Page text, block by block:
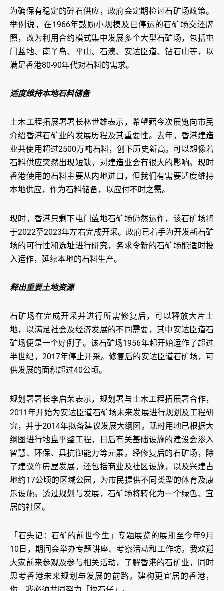
为确保有稳定的碎石供应，政府会定期检讨石矿场政策。
举例说，在1966年鼓励小规模及已停运的石矿场交还牌
照，改为利用合约模式集中发展多个大型石矿场，包括屯
门蓝地、南丫岛、平山、石澳、安达臣道、钻石山等，以
满足香港80-90年代对石料的需求。
适度维持本地石料储备
土木工程拓展署署长林世雄表示，希望藉今次展览向市民
介绍香港石矿业的发展历程及其重要性。去年，香港建造
业共使用超过2500万吨石料，创下历史新高。可以想像若
石料供应突然出现短缺，对建造业会有很大的影响。现时
香港使用的石料主要从内地进口，但我们有需要适度维持
本地供应，作为石料储备，以应付不时之需。
现时，香港只剩下屯门蓝地石矿场仍然运作，该石矿场将
于2022至2023年左右完成开采。政府已着手为开发新石矿
场的可行性和选址进行研究，务求令新的石矿场能适时投
入运作，延续本地的石料生产。
释出重要土地资源
石矿场在完成开采并进行所需修复后，可以释放大片土
地，以满足社会及经济发展的不同需要，其中安达臣道石
矿场便是一个好例子。该石矿场1956年起开始运作了超过
半世纪，2017年停止开采。修复后的安达臣道石矿场，可
供发展的面积超过40公顷。
规划署署长李启荣表示，规划署与土木工程拓展署合作，
2011年开始为安达臣道石矿场未来发展进行规划及工程研
究，并于2014年拟备建议发展大纲图。现时用地已根据大
纲图进行地盘平整工程，日后有关基础设施的建设会渗入
智慧、环保、具抗御能力等元素。经修复后的石矿场，除
了建议作房屋发展，还包括商业及社区设施，以及兴建占
地约17公顷的区域公园，为市民提供不同类型的体育及康
乐设施。透过规划与发展，石矿场将转化为一个绿色、宜
居的社区。
「石头记：石矿的前世今生」专题展览的展期至今年9月
10日，期间会举办专题讲座、考察活动和工作坊。我欢迎
大家前来参观及参与相关活动，了解香港的石矿业，同时
思考香港未来规划与发展的前路。建构更宜居的香港，